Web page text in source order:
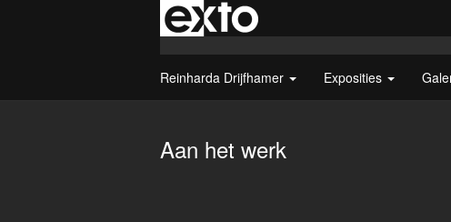
Reinharda Drijfhamer Exposities
Aan het werk